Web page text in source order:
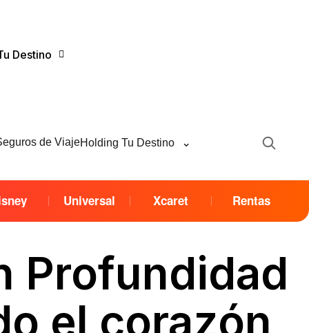
Destino
de ViajeHolding Tu Destino ⌄
Universal Xcaret Rentas
Profundidad
el corazón